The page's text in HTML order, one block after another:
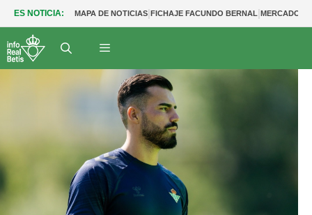
ES NOTICIA: MAPA DE NOTICIAS|FICHAJE FACUNDO BERNAL|MERCADO